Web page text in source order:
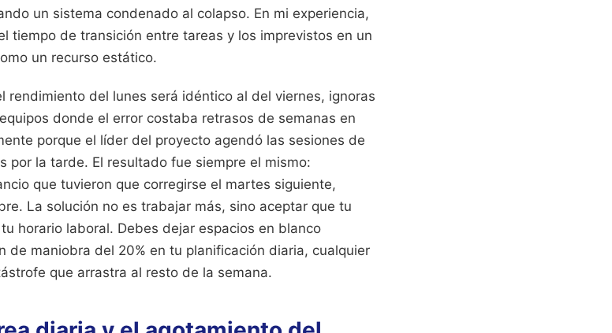
un sistema condenado al colapso. En mi experiencia,
tiempo de transición entre tareas y los imprevistos en un
un recurso estático.
rendimiento del lunes será idéntico al del viernes, ignoras
donde el error costaba retrasos de semanas en
porque el líder del proyecto agendó las sesiones de
por la tarde. El resultado fue siempre el mismo:
que tuvieron que corregirse el martes siguiente,
La solución no es trabajar más, sino aceptar que tu
horario laboral. Debes dejar espacios en blanco
de maniobra del 20% en tu planificación diaria, cualquier
que arrastra al resto de la semana.